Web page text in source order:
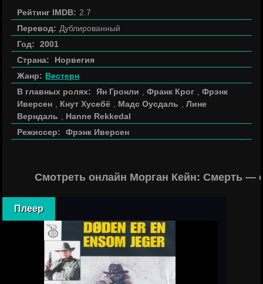
Рейтинг IMDB: 2.7
Перевод: Дублированный
Год:
2001
Страна:
Норвегия
Жанр: Вестерн
В главных ролях:
Ян Гронли ,Франк Крог ,Фрэнк
Иверсен
Кнут Хусебё Мадс Оусдаль ,Лине
Верндаль
Hanne Rekkedal
Режиссер:
Фрэнк Иверсен
Смотреть онлайн Морган Кейн: Смерть —
Плеер